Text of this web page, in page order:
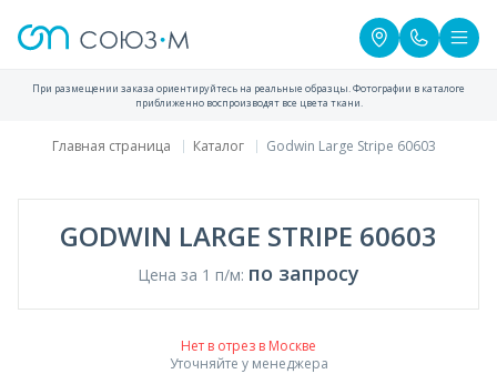
При размещении заказа ориентируйтесь на реальные образцы. Фотографии в каталоге
приближенно воспроизводят все цвета ткани.
Главная страница Каталог Godwin Large Stripe 60603
GODWIN LARGE STRIPE 60603
Цена за 1 п/м: по запросу
Нет в отрез в Москве
Уточняйте у менеджера